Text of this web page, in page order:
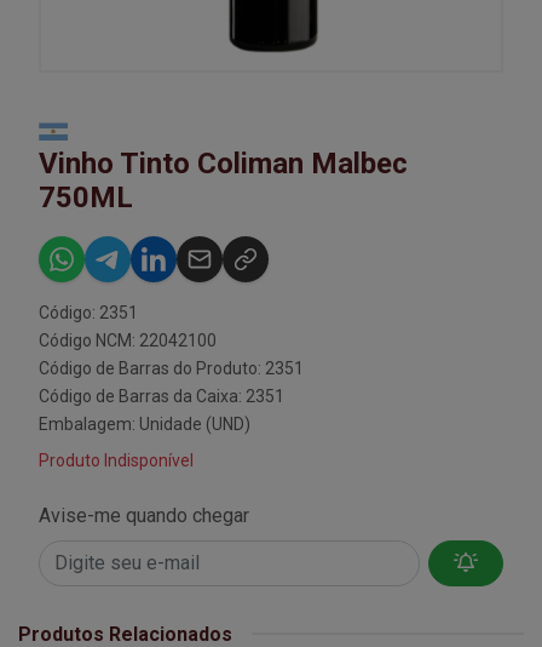
Vinho Tinto Coliman Malbec
750ML
Código: 2351
Código NCM: 22042100
Código de Barras do Produto: 2351
Código de Barras da Caixa: 2351
Embalagem: Unidade (UND)
Produto Indisponível
Avise-me quando chegar
Produtos Relacionados